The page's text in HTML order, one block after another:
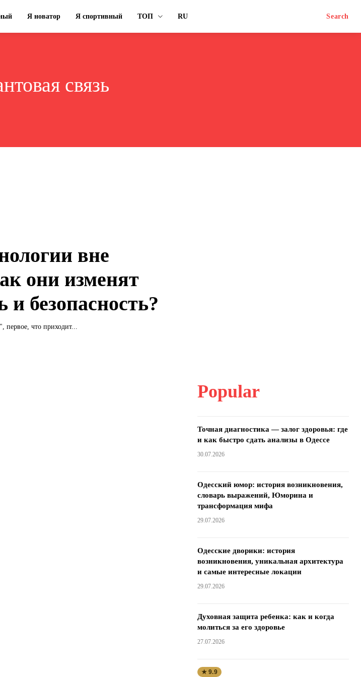
Я новатор Я спортивный ТОП RU Search
связь
вне
они изменят
и безопасность?
первое, что приходит...
Popular
Точная диагностика — залог здоровья: где
и как быстро сдать анализы в Одессе
30.07.2026
Одесский юмор: история возникновения,
словарь выражений, Юморина и
трансформация мифа
29.07.2026
Одесские дворики: история
возникновения, уникальная архитектура
и самые интересные локации
29.07.2026
Духовная защита ребенка: как и когда
молиться за его здоровье
27.07.2026
★ 9.9